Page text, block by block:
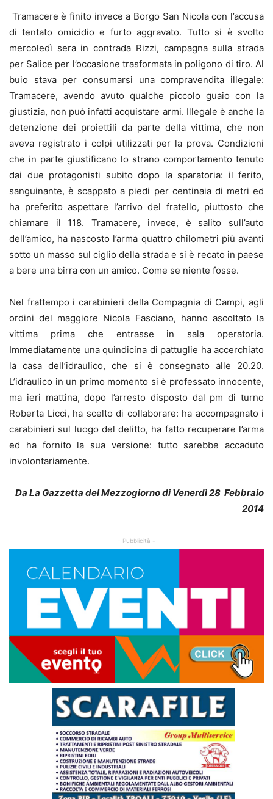
Tramacere è finito invece a Borgo San Nicola con l’accusa
di tentato omicidio e furto aggravato. Tutto si è svolto
mercoledì sera in contrada Rizzi, campagna sulla strada
per Salice per l’occasione trasformata in poligono di tiro. Al
buio stava per consumarsi una compravendita illegale:
Tramacere, avendo avuto qualche piccolo guaio con la
giustizia, non può infatti acquistare armi. Illegale è anche la
detenzione dei proiettili da parte della vittima, che non
aveva registrato i colpi utilizzati per la prova. Condizioni
che in parte giustificano lo strano comportamento tenuto
dai due protagonisti subito dopo la sparatoria: il ferito,
sanguinante, è scappato a piedi per centinaia di metri ed
ha preferito aspettare l’arrivo del fratello, piuttosto che
chiamare il 118. Tramacere, invece, è salito sull’auto
dell’amico, ha nascosto l’arma quattro chilometri più avanti
sotto un masso sul ciglio della strada e si è recato in paese
a bere una birra con un amico. Come se niente fosse.
Nel frattempo i carabinieri della Compagnia di Campi, agli
ordini del maggiore Nicola Fasciano, hanno ascoltato la
vittima prima che entrasse in sala operatoria.
Immediatamente una quindicina di pattuglie ha accerchiato
la casa dell’idraulico, che si è consegnato alle 20.20.
L’idraulico in un primo momento si è professato innocente,
ma ieri mattina, dopo l’arresto disposto dal pm di turno
Roberta Licci, ha scelto di collaborare: ha accompagnato i
carabinieri sul luogo del delitto, ha fatto recuperare l’arma
ed ha fornito la sua versione: tutto sarebbe accaduto
involontariamente.
Da La Gazzetta del Mezzogiorno di Venerdì 28 Febbraio
2014
- Pubblicità -